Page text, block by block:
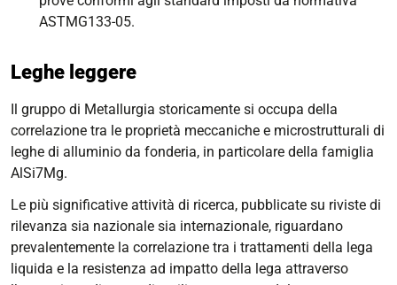
ASTMG133-05.
Leghe leggere
Il gruppo di Metallurgia storicamente si occupa della
correlazione tra le proprietà meccaniche e microstrutturali di
leghe di alluminio da fonderia, in particolare della famiglia
AlSi7Mg.
Le più significative attività di ricerca, pubblicate su riviste di
rilevanza sia nazionale sia internazionale, riguardano
prevalentemente la correlazione tra i trattamenti della lega
liquida e la resistenza ad impatto della lega attraverso